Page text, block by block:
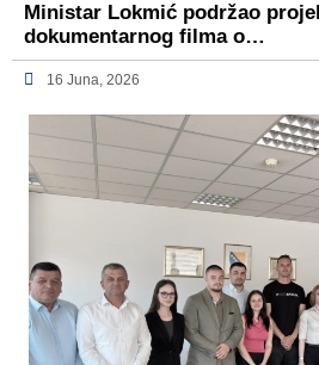
Ministar Lokmić podržao
dokumentarnog filma o…
16 Juna, 2026